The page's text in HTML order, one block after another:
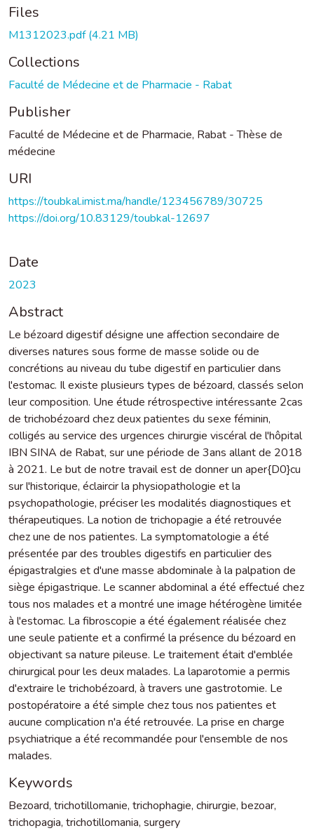
Files
M1312023.pdf(4.21 MB)
Collections
Faculté de Médecine et de Pharmacie - Rabat
Publisher
Faculté de Médecine et de Pharmacie, Rabat - Thèse de
médecine
URI
https://toubkal.imist.ma/handle/123456789/30725
https://doi.org/10.83129/toubkal-12697
Date
2023
Abstract
Le bézoard digestif désigne une affection secondaire de
diverses natures sous forme de masse solide ou de
concrétions au niveau du tube digestif en particulier dans
l'estomac. Il existe plusieurs types de bézoard, classés selon
leur composition. Une étude rétrospective intéressante 2cas
de trichobézoard chez deux patientes du sexe féminin,
colligés au service des urgences chirurgie viscéral de l'hôpital
IBN SINA de Rabat, sur une période de 3ans allant de 2018
à 2021. Le but de notre travail est de donner un aper{D0}cu
sur l'historique, éclaircir la physiopathologie et la
psychopathologie, préciser les modalités diagnostiques et
thérapeutiques. La notion de trichopagie a été retrouvée
chez une de nos patientes. La symptomatologie a été
présentée par des troubles digestifs en particulier des
épigastralgies et d'une masse abdominale à la palpation de
siège épigastrique. Le scanner abdominal a été effectué chez
tous nos malades et a montré une image hétérogène limitée
à l'estomac. La fibroscopie a été également réalisée chez
une seule patiente et a confirmé la présence du bézoard en
objectivant sa nature pileuse. Le traitement était d'emblée
chirurgical pour les deux malades. La laparotomie a permis
d'extraire le trichobézoard, à travers une gastrotomie. Le
postopératoire a été simple chez tous nos patientes et
aucune complication n'a été retrouvée. La prise en charge
psychiatrique a été recommandée pour l'ensemble de nos
malades.
Keywords
Bezoard, trichotillomanie, trichophagie, chirurgie, bezoar,
trichopagia, trichotillomania, surgery